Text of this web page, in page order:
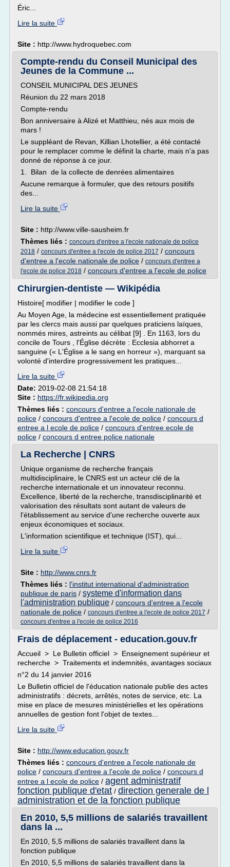
Éric...
Lire la suite
Site : http://www.hydroquebec.com
Compte-rendu du Conseil Municipal des
Jeunes de la Commune ...
CONSEIL MUNICIPAL DES JEUNES
Réunion du 22 mars 2018
Compte-rendu
Bon anniversaire à Alizé et Matthieu, nés aux mois de
mars !
Le suppléant de Revan, Killian Lhotellier, a été contacté
pour le remplacer comme le définit la charte, mais n'a pas
donné de réponse à ce jour.
1. Bilan de la collecte de denrées alimentaires
Aucune remarque à formuler, que des retours positifs
des...
Lire la suite
Site : http://www.ville-sausheim.fr
Thèmes liés : concours d'entree a l'ecole nationale de police
2018 / concours d'entree a l'ecole de police 2017 / concours
d'entree a l'ecole nationale de police / concours d'entree a
l'ecole de police 2018 / concours d'entree a l'ecole de police
Chirurgien-dentiste — Wikipédia
Histoire[ modifier | modifier le code ]
Au Moyen Age, la médecine est essentiellement pratiquée
par les clercs mais aussi par quelques praticiens laïques,
nommés mires, astreints au célibat [9] . En 1163, lors du
concile de Tours , l'Église décrète : Ecclesia abhorret a
sanguine (« L'Église a le sang en horreur »), marquant sa
volonté d'interdire progressivement les pratiques...
Lire la suite
Date: 2019-02-08 21:54:18
Site : https://fr.wikipedia.org
Thèmes liés : concours d'entree a l'ecole nationale de
police / concours d'entree a l'ecole de police / concours d
entree a l ecole de police / concours d'entree ecole de
police / concours d entree police nationale
La Recherche | CNRS
Unique organisme de recherche français
multidisciplinaire, le CNRS est un acteur clé de la
recherche internationale et un innovateur reconnu.
Excellence, liberté de la recherche, transdisciplinarité et
valorisation des résultats sont autant de valeurs de
l'établissement au service d'une recherche ouverte aux
enjeux économiques et sociaux.
L'information scientifique et technique (IST), qui...
Lire la suite
Site : http://www.cnrs.fr
Thèmes liés : l'institut international d'administration
publique de paris / systeme d'information dans
l'administration publique / concours d'entree a l'ecole
nationale de police / concours d'entree a l'ecole de police 2017 /
concours d'entree a l'ecole de police 2016
Frais de déplacement - education.gouv.fr
Accueil > Le Bulletin officiel > Enseignement supérieur et
recherche > Traitements et indemnités, avantages sociaux
n°2 du 14 janvier 2016
Le Bulletin officiel de l'éducation nationale publie des actes
administratifs : décrets, arrêtés, notes de service, etc. La
mise en place de mesures ministérielles et les opérations
annuelles de gestion font l'objet de textes...
Lire la suite
Site : http://www.education.gouv.fr
Thèmes liés : concours d'entree a l'ecole nationale de
police / concours d'entree a l'ecole de police / concours d
entree a l ecole de police / agent administratif
fonction publique d'etat / direction generale de l
administration et de la fonction publique
En 2010, 5,5 millions de salariés travaillent
dans la ...
En 2010, 5,5 millions de salariés travaillent dans la
fonction publique
En 2010, 5,5 millions de salariés travaillent dans la